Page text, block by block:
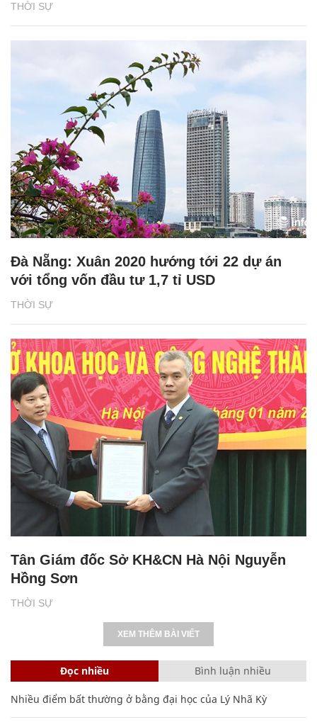
THỜI SỰ
THỜI SỰ
Đà Nẵng: Xuân 2020 hướng tới 22 dự án
với tổng vốn đầu tư 1,7 tỉ USD
THỜI SỰ
Tân Giám đốc Sở KH&CN Hà Nội Nguyễn
Hồng Sơn
XEM THÊM BÀI VIẾT
Đọc nhiều Bình luận nhiều
Nhiều điểm bất thường ở bằng đại học của Lý Nhã Kỳ